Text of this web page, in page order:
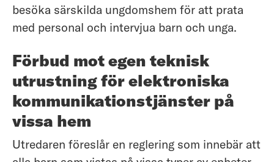
besöka särskilda ungdomshem för att prata
med personal och intervjua barn och unga.
Förbud mot egen teknisk
utrustning för elektroniska
kommunikationstjänster på
vissa hem
Utredaren föreslår en reglering som innebär att